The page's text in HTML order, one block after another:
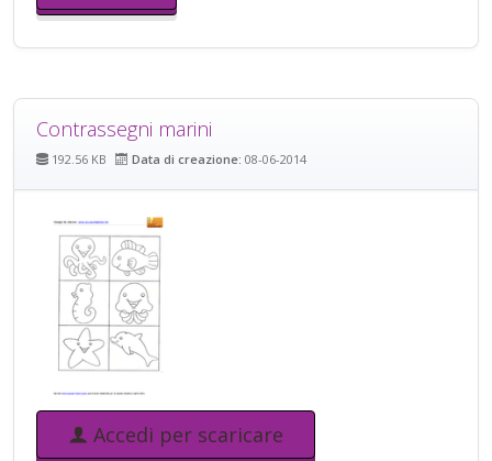
Contrassegni marini
192.56 KB Data di creazione: 08-06-2014
Accedi per scaricare